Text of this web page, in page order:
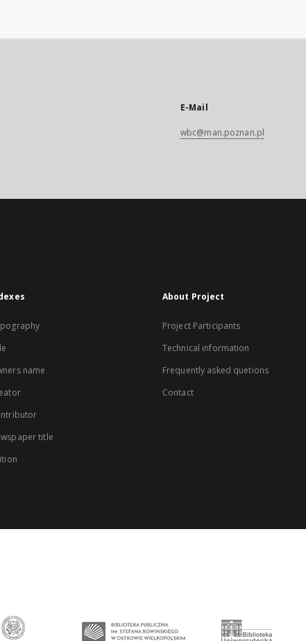
E-Mail
wbc@man.poznan.pl
name
title
About Project
Project Participants
Technical information
Frequently asked quetions
Contact